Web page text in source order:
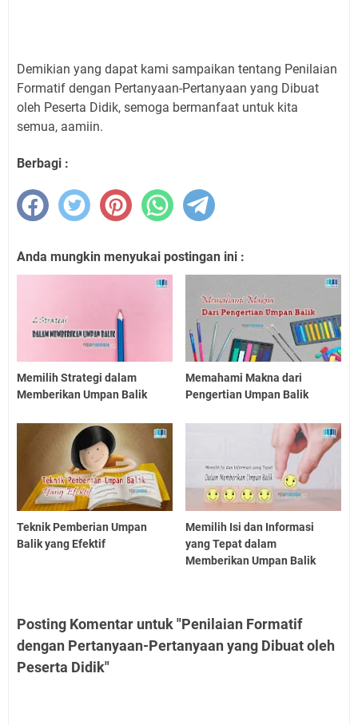
Demikian yang dapat kami sampaikan tentang Penilaian
Formatif dengan Pertanyaan-Pertanyaan yang Dibuat
oleh Peserta Didik, semoga bermanfaat untuk kita
semua, aamiin.
Berbagi :
Anda mungkin menyukai postingan ini :
Memilih Strategi dalam
Memberikan Umpan Balik
Memahami Makna dari
Pengertian Umpan Balik
Teknik Pemberian Umpan
Balik yang Efektif
Memilih Isi dan Informasi
yang Tepat dalam
Memberikan Umpan Balik
Posting Komentar untuk "Penilaian Formatif
dengan Pertanyaan-Pertanyaan yang Dibuat oleh
Peserta Didik"